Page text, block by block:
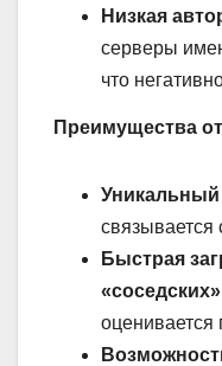
Низкая
серверы
что
Преимущества
Уникальный
связывается
Быстрая